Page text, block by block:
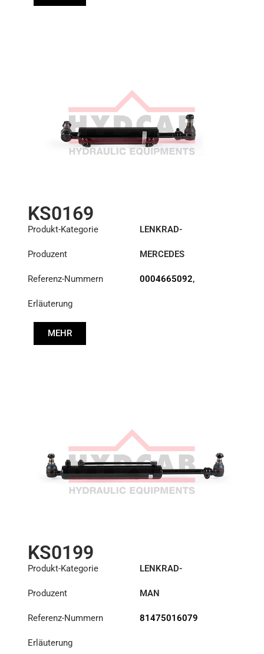
KS0169
Produkt-Kategorie
LENKRAD-
Produzent
MERCEDES
Referenz-Nummern 0004665092,
Erläuterung
MEHR
KS0199
Produkt-Kategorie
LENKRAD-
Produzent
MAN
Referenz-Nummern 81475016079
Erläuterung